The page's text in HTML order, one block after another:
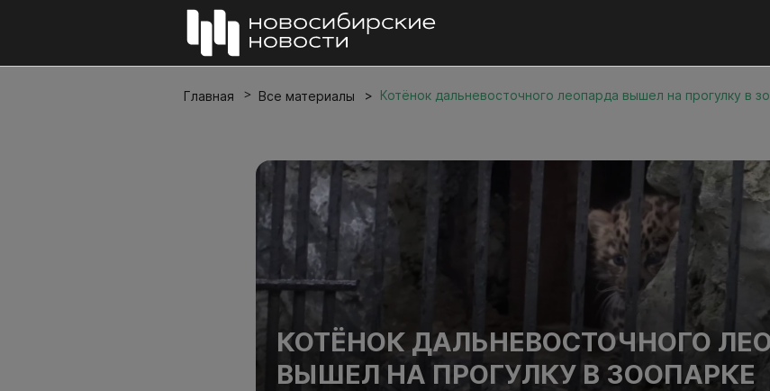
Главная Все материалы Котёнок дальневосточного леопарда вышел на прогулку в
КОТЁНОК ДАЛЬНЕВОСТОЧНОГО
ВЫШЕЛ НА ПРОГУЛКУ В ЗООПАРКЕ